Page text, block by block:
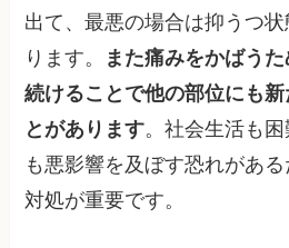
出て、最悪の場合は抑うつ
ります。
また痛みをかばう
続けることで他の部位にも
とがあります。社会生活も
も悪影響を及ぼす恐れがあ
対処が重要です。